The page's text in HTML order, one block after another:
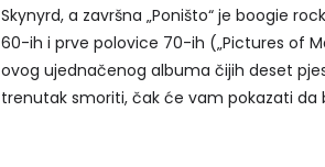
Skynyrd, a završna „Poništo“ je boogie
60-ih i prve polovice 70-ih („Pictures of
ovog ujednačenog albuma čijih deset
trenutak smoriti, čak će vam pokazati da